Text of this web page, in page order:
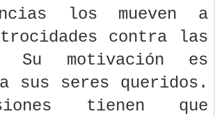
los mueven a
contra las
Su motivación es
sus seres queridos.
tienen que